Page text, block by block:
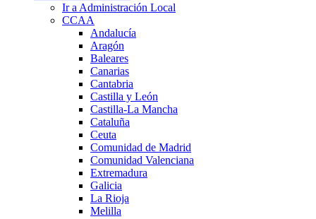
Ir a Administración Local
CCAA
Andalucía
Aragón
Baleares
Canarias
Cantabria
Castilla y León
Castilla-La Mancha
Cataluña
Ceuta
Comunidad de Madrid
Comunidad Valenciana
Extremadura
Galicia
La Rioja
Melilla